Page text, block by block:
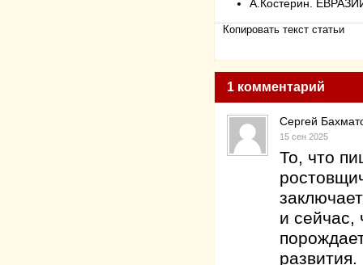
А.Костерин.
Копировать текст статьи
1 комментарий
Сергей
15 сен 2025
То, что
и сейчас,